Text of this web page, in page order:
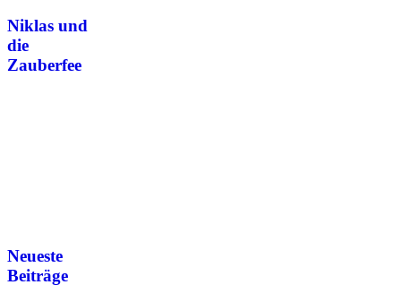
Niklas und
die
Zauberfee
Neueste
Beiträge